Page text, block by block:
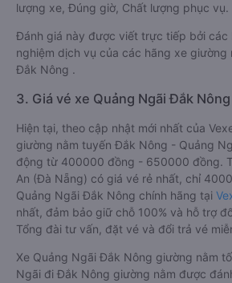
lượng xe, Đúng giờ, Chất lượng phục vụ.
Đánh giá này được viết trực tiếp bởi các
nghiệm dịch vụ của các hãng xe giường
Đắk Nông .
3. Giá vé xe Quảng Ngãi Đắk Nông
Hiện tại, theo cập nhật mới nhất của
giường nằm tuyến Đắk Nông - Quảng
động từ 400000 đồng - 650000 đồng.
An (Đà Nẵng) có giá vé rẻ nhất, chỉ
Quảng Ngãi Đắk Nông chính hãng tại
nhất, đảm bảo giữ chỗ 100% và hỗ trợ
Tổng đài tư vấn, đặt vé và đổi trả vé
Xe Quảng Ngãi Đắk Nông giường nằm
Ngãi đi Đắk Nông giường nằm được